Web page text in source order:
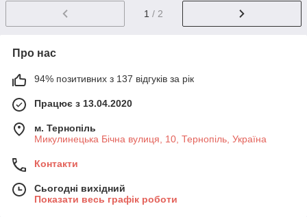
1 / 2
Про нас
94% позитивних з 137 відгуків за рік
Працює з 13.04.2020
м. Тернопіль
Микулинецька Бічна вулиця, 10, Тернопіль, Україна
Контакти
Сьогодні вихідний
Показати весь графік роботи